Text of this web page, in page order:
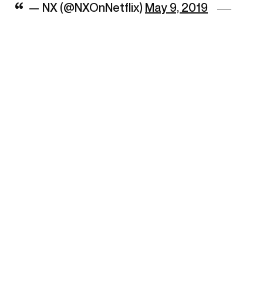
— NX (@NXOnNetflix) May 9, 2019